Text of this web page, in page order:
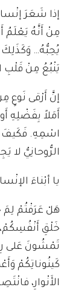
إذا شَعَرَ
مِنْ أَنَّهُ يَعْلَمُ
يُحِبُّهُ… وَكَذَلِكَ
يَنْبُعُ مِنْ قَلْبِ
إنَّ أَرْقى نَوعٍ
أَمَلاً بِفَضْلِهِ
اسْمِهِ. فَكَيفَ
الرُّوحانِيُّ لا
يا أبْناءَ
هَلْ عَرَفْتُمْ لِمَ
خَلْقِ
تَمْشُونَ عَلى
كَينُوناتِكُمْ
الأَنْوارِ،